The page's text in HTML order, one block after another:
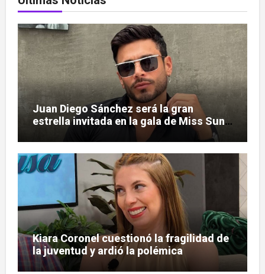
Juan Diego Sánchez será la gran
estrella invitada en la gala de Miss Sun
Kiara Coronel cuestionó la fragilidad de
la juventud y ardió la polémica